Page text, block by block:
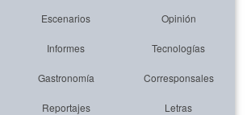
Escenarios Opinión
Informes Tecnologías
Gastronomía Corresponsales
Reportajes Letras